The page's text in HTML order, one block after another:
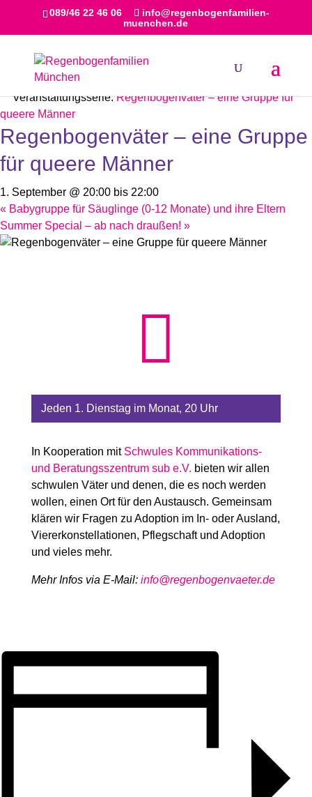
089/46 22 46 06
info@regenbogenfamilien-
muenchen.de
« Alle Veranstaltungen
Veranstaltungsserie:Regenbogenväter – eine Gruppe für
queere Männer
Regenbogenväter – eine Gruppe
für queere Männer
1. September @ 20:00 bis 22:00
« Babygruppe für Säuglinge (0-12 Monate) und ihre Eltern
Summer Special – ab nach draußen! »

Jeden 1. Dienstag im Monat, 20 Uhr
In Kooperation mit Schwules Kommunikations-
und Beratungsszentrum sub e.V. bieten wir allen
schwulen Väter und denen, die es noch werden
wollen, einen Ort für den Austausch. Gemeinsam
klären wir Fragen zu Adoption im In- oder Ausland,
Viererkonstellationen, Pflegschaft und Adoption
und vieles mehr.
Mehr Infos via E-Mail: info@regenbogenvaeter.de